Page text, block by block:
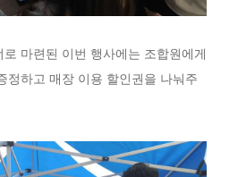
마련된 이번 행사에는 조합원에게
정하고 매장 이용 할인권을 나눠주